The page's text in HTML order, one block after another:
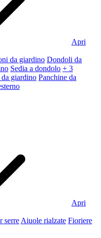
Apri
da giardino Dondoli da
Sedia a dondolo + 3
giardino Panchine da
Apri
serre Aiuole rialzate Fioriere